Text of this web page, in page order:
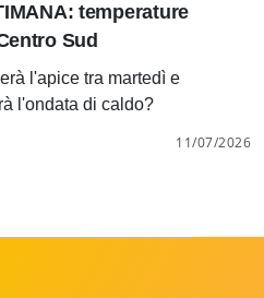
temperature
Sud
l'apice tra martedì e
l'ondata di caldo?
11/07/2026